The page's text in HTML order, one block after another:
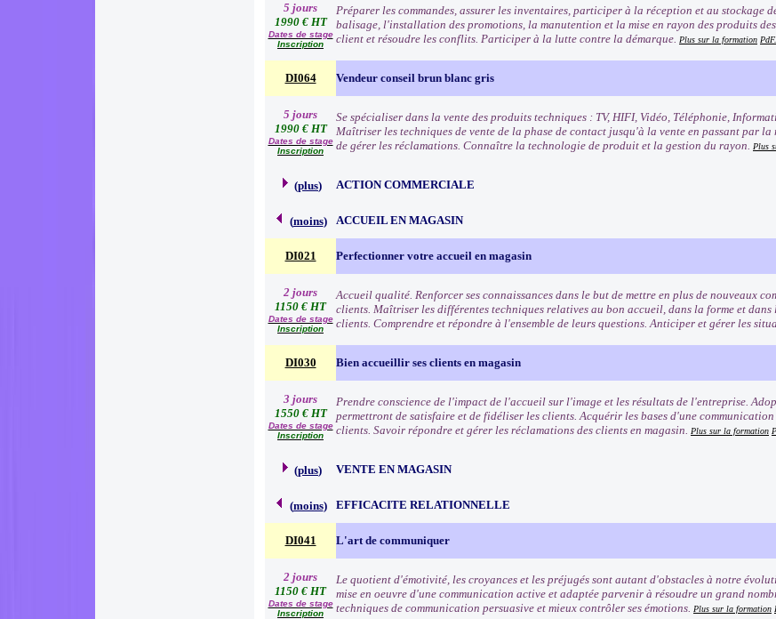
5 jours
1990 € HT
Dates de stage
Inscription
Préparer les commandes, assurer les inventaires, participer à la réception et au stockage
balisage, l'installation des promotions, la manutention et la mise en rayon des produits
client et résoudre les conflits. Participer à la lutte contre la démarque. Plus sur la formation PdF.
DI064 Vendeur conseil brun blanc gris
5 jours
1990 € HT
Dates de stage
Inscription
Se spécialiser dans la vente des produits techniques : TV, HIFI, Vidéo, Téléphonie,
Maîtriser les techniques de vente de la phase de contact jusqu'à la vente en passant par la
de gérer les réclamations. Connaître la technologie de produit et la gestion du rayon. Plus
(plus) ACTION COMMERCIALE
(moins) ACCUEIL EN MAGASIN
DI021 Perfectionner votre accueil en magasin
2 jours
1150 € HT
Dates de stage
Inscription
Accueil qualité. Renforcer ses connaissances dans le but de mettre en plus de nouveaux
clients. Maîtriser les différentes techniques relatives au bon accueil, dans la forme et
clients. Comprendre et répondre à l'ensemble de leurs questions. Anticiper et gérer les
DI030 Bien accueillir ses clients en magasin
3 jours
1550 € HT
Dates de stage
Inscription
Prendre conscience de l'impact de l'accueil sur l'image et les résultats de l'entreprise.
permettront de satisfaire et de fidéliser les clients. Acquérir les bases d'une
clients. Savoir répondre et gérer les réclamations des clients en magasin. Plus sur la formation
(plus) VENTE EN MAGASIN
(moins) EFFICACITE RELATIONNELLE
DI041 L'art de communiquer
2 jours
1150 € HT
Dates de stage
Inscription
Le quotient d'émotivité, les croyances et les préjugés sont autant d'obstacles à notre
mise en oeuvre d'une communication active et adaptée parvenir à résoudre un grand
techniques de communication persuasive et mieux contrôler ses émotions. Plus sur la formation